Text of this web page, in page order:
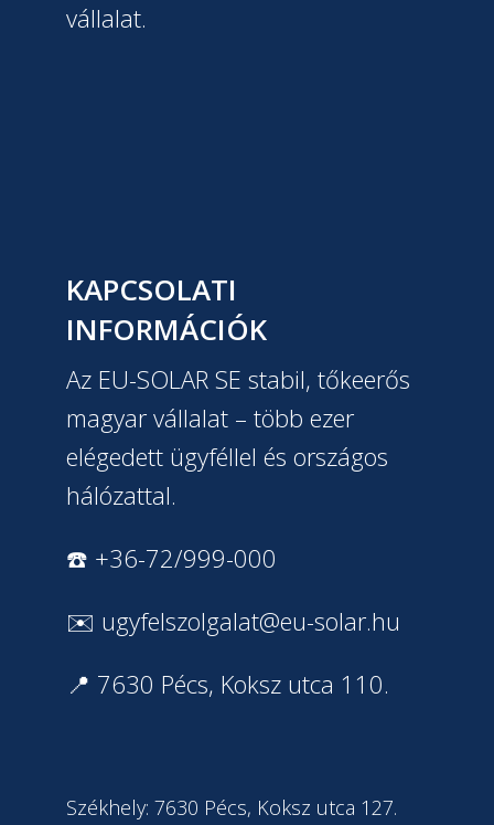
vállalat.
KAPCSOLATI
INFORMÁCIÓK
Az EU-SOLAR SE stabil, tőkeerős
magyar vállalat – több ezer
elégedett ügyféllel és országos
hálózattal.
☎️ +36-72/999-000
✉️ ugyfelszolgalat@eu-solar.hu
📍 7630 Pécs, Koksz utca 110.
Székhely: 7630 Pécs, Koksz utca 127.